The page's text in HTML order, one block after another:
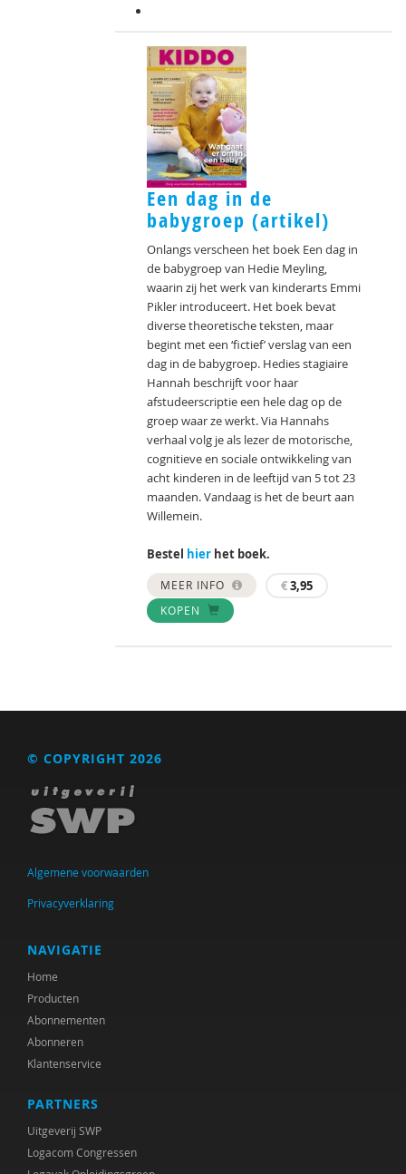
Een dag in de
babygroep (artikel)
Onlangs verscheen het boek Een dag in
de babygroep van Hedie Meyling,
waarin zij het werk van kinderarts Emmi
Pikler introduceert. Het boek bevat
diverse theoretische teksten, maar
begint met een ‘fictief’ verslag van een
dag in de babygroep. Hedies stagiaire
Hannah beschrijft voor haar
afstudeerscriptie een hele dag op de
groep waar ze werkt. Via Hannahs
verhaal volg je als lezer de motorische,
cognitieve en sociale ontwikkeling van
acht kinderen in de leeftijd van 5 tot 23
maanden. Vandaag is het de beurt aan
Willemein.
Bestel hier het boek.
MEER INFO €3,95
KOPEN
© COPYRIGHT 2026
Algemene voorwaarden
Privacyverklaring
NAVIGATIE
Home
Producten
Abonnementen
Abonneren
Klantenservice
PARTNERS
Uitgeverij SWP
Logacom Congressen